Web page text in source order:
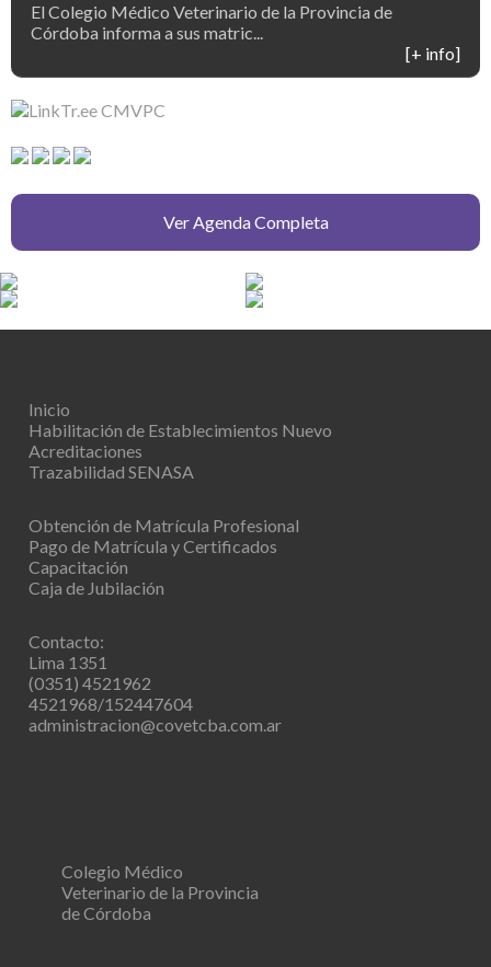
El Colegio Médico Veterinario de la Provincia de
Córdoba informa a sus matric...
[+ info]
Ver Agenda Completa
Inicio
Habilitación de Establecimientos Nuevo
Acreditaciones
Trazabilidad SENASA
Obtención de Matrícula Profesional
Pago de Matrícula y Certificados
Capacitación
Caja de Jubilación
Contacto:
Lima 1351
(0351) 4521962
4521968/152447604
administracion@covetcba.com.ar
Colegio Médico
Veterinario de la Provincia
de Córdoba